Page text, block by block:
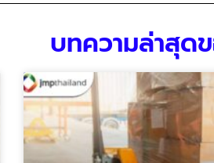
บทความล่าสุดข